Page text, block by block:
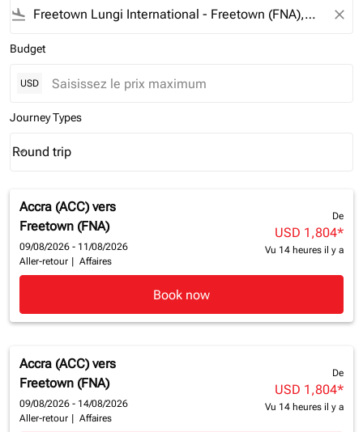
flight_land close
Budget
USD
Journey Types
Journey Types option Round trip Selected
Round trip
keyboard_arrow_down
Accra (ACC) vers
Freetown (FNA)
09/08/2026 - 11/08/2026
Aller-retour
Affaires
De
USD 1,804*
Vu 14 heures il y a
Book now
Accra (ACC) vers
Freetown (FNA)
09/08/2026 - 14/08/2026
Aller-retour
Affaires
De
USD 1,804*
Vu 14 heures il y a